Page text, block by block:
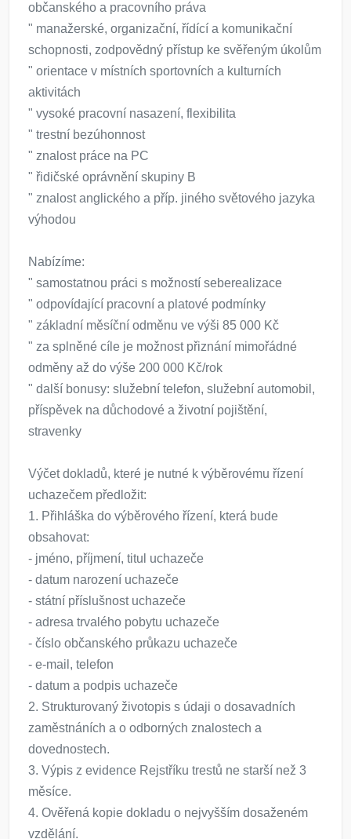
občanského a pracovního práva
" manažerské, organizační, řídící a komunikační
schopnosti, zodpovědný přístup ke svěřeným úkolům
" orientace v místních sportovních a kulturních
aktivitách
" vysoké pracovní nasazení, flexibilita
" trestní bezúhonnost
" znalost práce na PC
" řidičské oprávnění skupiny B
" znalost anglického a příp. jiného světového jazyka
výhodou
Nabízíme:
" samostatnou práci s možností seberealizace
" odpovídající pracovní a platové podmínky
" základní měsíční odměnu ve výši 85 000 Kč
" za splněné cíle je možnost přiznání mimořádné
odměny až do výše 200 000 Kč/rok
" další bonusy: služební telefon, služební automobil,
příspěvek na důchodové a životní pojištění,
stravenky
Výčet dokladů, které je nutné k výběrovému řízení
uchazečem předložit:
1. Přihláška do výběrového řízení, která bude
obsahovat:
- jméno, příjmení, titul uchazeče
- datum narození uchazeče
- státní příslušnost uchazeče
- adresa trvalého pobytu uchazeče
- číslo občanského průkazu uchazeče
- e-mail, telefon
- datum a podpis uchazeče
2. Strukturovaný životopis s údaji o dosavadních
zaměstnáních a o odborných znalostech a
dovednostech.
3. Výpis z evidence Rejstříku trestů ne starší než 3
měsíce.
4. Ověřená kopie dokladu o nejvyšším dosaženém
vzdělání.